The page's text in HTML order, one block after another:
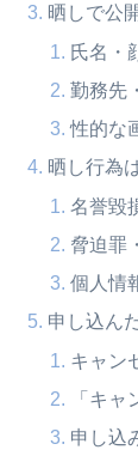
晒しで公
氏名・
勤務先
性的な
晒し行為
名誉毀
脅迫罪
個人情
申し込ん
キャン
「キ
申し込